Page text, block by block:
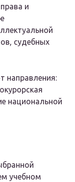
и
судебных
направления:
национальной
учебном